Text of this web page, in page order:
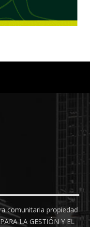
comunitaria propiedad
LA GESTIÓN Y EL